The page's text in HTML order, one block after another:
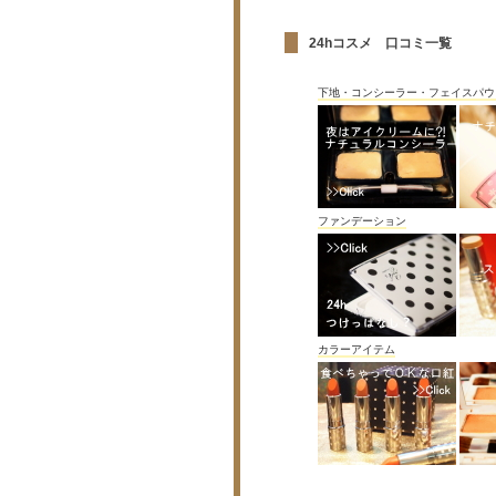
24hコスメ 口コミ一覧
下地・コンシーラー・フェイスパ
ファンデーション
カラーアイテム